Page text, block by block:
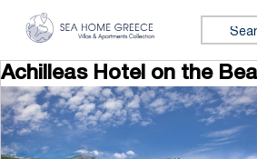
Skip to content
Search
Achilleas Hotel on the